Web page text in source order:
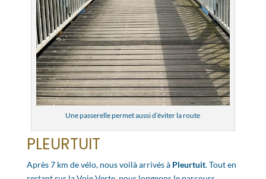
Une passerelle permet aussi d’éviter la route
PLEURTUIT
Après 7 km de vélo, nous voilà arrivés à Pleurtuit. Tout en